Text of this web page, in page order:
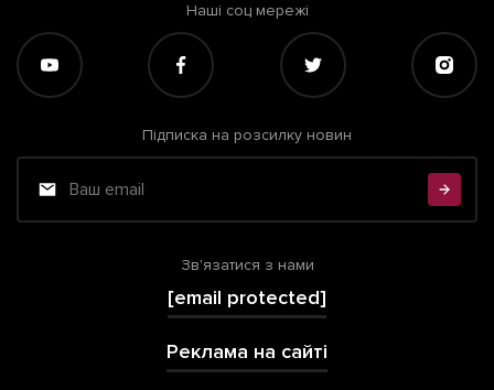
Наші соц мережі
Підписка на розсилку новин
Зв'язатися з нами
[email protected]
Реклама на сайті